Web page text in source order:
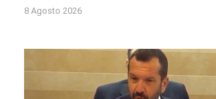
8 Agosto 2026